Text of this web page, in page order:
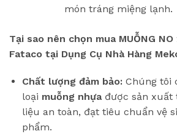
món tráng miệng lạnh.
Tại sao nên chọn mua MUỖNG NO
Fataco tại Dụng Cụ Nhà Hàng
Chất lượng đảm bảo:Chúng tôi
loại muỗng nhựađược sản xuất
liệu an toàn, đạt tiêu chuẩn vệ
phẩm.